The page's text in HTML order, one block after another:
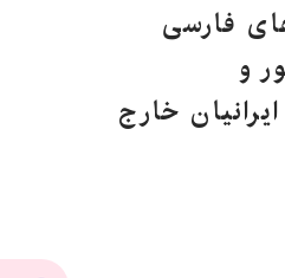
فارسی
و
خارج